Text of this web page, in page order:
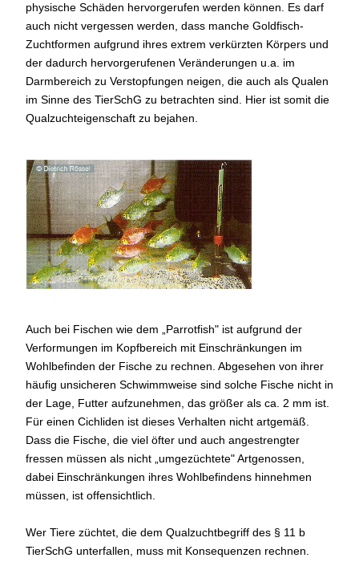
physische Schäden hervorgerufen werden können. Es darf
auch nicht vergessen werden, dass manche Goldfisch-
Zuchtformen aufgrund ihres extrem verkürzten Körpers und
der dadurch hervorgerufenen Veränderungen u.a. im
Darmbereich zu Verstopfungen neigen, die auch als Qualen
im Sinne des TierSchG zu betrachten sind. Hier ist somit die
Qualzuchteigenschaft zu bejahen.
Auch bei Fischen wie dem „Parrotfish" ist aufgrund der
Verformungen im Kopfbereich mit Einschränkungen im
Wohlbefinden der Fische zu rechnen. Abgesehen von ihrer
häufig unsicheren Schwimmweise sind solche Fische nicht in
der Lage, Futter aufzunehmen, das größer als ca. 2 mm ist.
Für einen Cichliden ist dieses Verhalten nicht artgemäß.
Dass die Fische, die viel öfter und auch angestrengter
fressen müssen als nicht „umgezüchtete" Artgenossen,
dabei Einschränkungen ihres Wohlbefindens hinnehmen
müssen, ist offensichtlich.
Wer Tiere züchtet, die dem Qualzuchtbegriff des § 11 b
TierSchG unterfallen, muss mit Konsequenzen rechnen.